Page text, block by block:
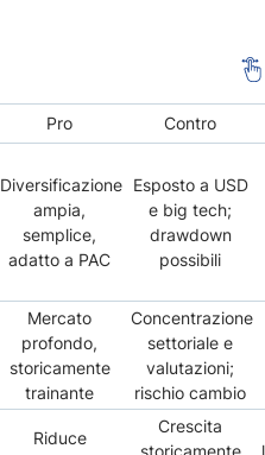
Pro Contro
Diversificazione
ampia,
semplice,
adatto a PAC
Esposto a USD
e big tech;
drawdown
possibili
Mercato
profondo,
storicamente
trainante
Concentrazione
settoriale e
valutazioni;
rischio cambio
Riduce
Crescita
storicamente